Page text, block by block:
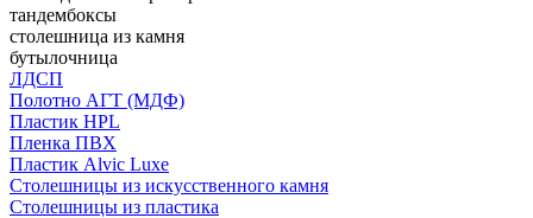
тандембоксы
столешница из камня
бутылочница
ЛДСП
Полотно АГТ (МДФ)
Пластик HPL
Пленка ПВХ
Пластик Alvic Luxe
Столешницы из искусственного камня
Столешницы из пластика